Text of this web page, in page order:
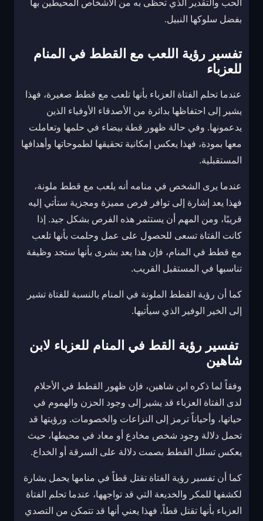
الحب والتقدير الذي تحظى به من الأشخاص المحيطين بها
بفضل سلوكها النبيل.
تفسير رؤية اللعب مع القطط في المنام
للعزباء
عندما تحلم الفتاة العزباء بأنها تلعب مع قطط صغيرة، فهذا
يشير إلى احتفاظها بدائرة من الأصدقاء الأوفياء الذين
يدعمونها. وفي حالة ظهور قطة بيضاء في حلمها وتعاملت
معها بمودة، فهذا يعكس إمكانية تحقيقها لطموحاتها وأهدافها
المستقبلية.
عندما يرى الشخص في منامه أنه يلعب مع قطط ملونة،
فهذا يعد إشارة إلى توافر فرص مميزة ومجزية ستأتي إليه
قريبًا، ومن المهم أن يستثمر هذه الفرص بشكل جيد. إذا
كانت الفتاة تسعى للحصول على عمل وحلمت بأنها تلعب
مع قطط في المنام، فإن هذا يعد بشرى بأنها ستجد وظيفة
تناسبها في المستقبل القريب.
كما أن رؤية القطط الملونة في المنام بالنسبة للفتاة تشير
إلى الخير الوفير الذي سيأتيها.
تفسير رؤية القط في المنام للعزباء لابن
شاهين
وفقاً لما ذكره ابن شاهين، فإن ظهور القطط في الأحلام
لدى الفتاة العزباء قد يشير إلى وجود الحزن والهموم في
حياتها، وأحياناً ترمز إلى النزاعات والخصومات. ورؤيتها قد
تحمل دلالة وجود شخص مخادع أو معاد في محيطها، حيث
يعكس تسلل القطط بصمت دلالة على السرقة أو الخداع.
كما أن تفسير رؤية الفتاة تقتل قطاً في منامها يحمل بشارة
لكشفها للمكر والخديعة التي قد تواجهها، عندما تحلم الفتاة
العزباء بأنها تقتل قطاً، فهذا يعني أنها قد تتمكن من التصدي